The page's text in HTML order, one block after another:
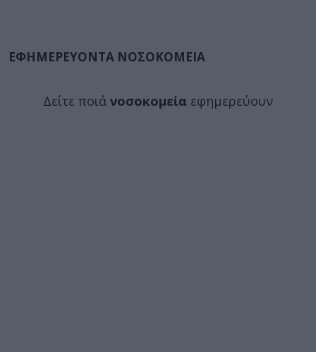
ΕΦΗΜΕΡΕΥΟΝΤΑ ΝΟΣΟΚΟΜΕΙΑ
Δείτε ποιά νοσοκομεία εφημερεύουν